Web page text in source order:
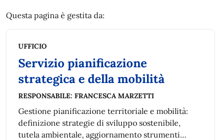
Questa pagina è gestita da:
UFFICIO
Servizio pianificazione
strategica e della mobilità
RESPONSABILE: FRANCESCA MARZETTI
Gestione pianificazione territoriale e mobilità:
definizione strategie di sviluppo sostenibile,
tutela ambientale, aggiornamento strumenti